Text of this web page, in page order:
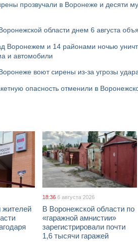
прозвучали в Воронеже и десяти
области днем 6 августа
Воронежем и 14 районами ночью
и автомобили
воют сирены из-за угрозы
опасность отменили в
жителей
18:36 6 августа 2026
В Воронежской области по
«гаражной амнистии»
зарегистрировали почти
1,6 тысячи гаражей